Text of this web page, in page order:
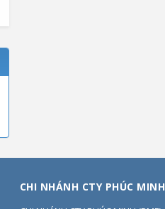
CHI NHÁNH CTY PHÚC MINH